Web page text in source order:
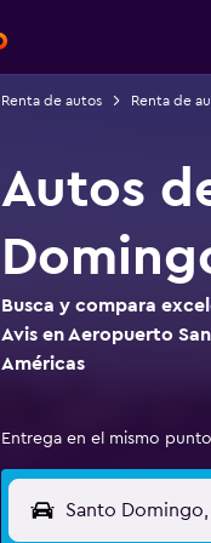
Renta de autos Renta de
Autos
Busca y compara
Avis en Aeropuerto
Américas
Entrega en el mismo punto